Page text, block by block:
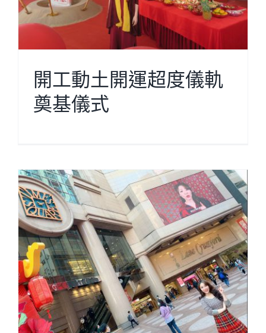
網上預約
Cloud Shop雲店
活動代言
開工動土開運超度儀軌
奠基儀式